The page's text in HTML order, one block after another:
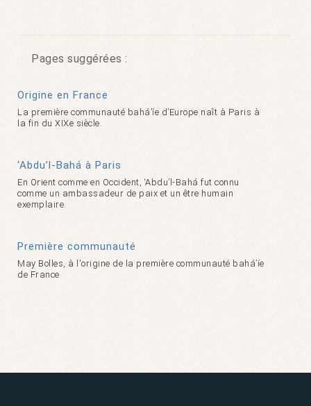
Pages suggérées :
Origine en France
La première communauté bahá’íe d’Europe naît à Paris à
la fin du XIXe siècle.
‘Abdu’l-Bahá à Paris
En Orient comme en Occident, ‘Abdu’l-Bahá fut connu
comme un ambassadeur de paix et un être humain
exemplaire.
Première communauté
May Bolles, à l'origine de la première communauté bahá’íe
de France